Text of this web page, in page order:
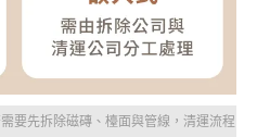
要先拆除磁磚、檯面與管線，清運流程